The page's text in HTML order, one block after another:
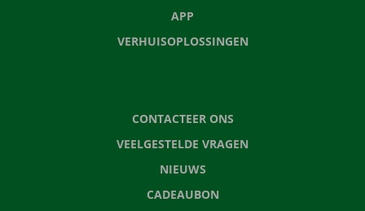
APP
VERHUISOPLOSSINGEN
CONTACTEER ONS
VEELGESTELDE VRAGEN
NIEUWS
CADEAUBON